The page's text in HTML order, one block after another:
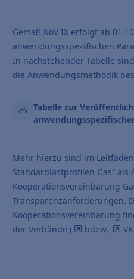
Gemäß KoV IX erfolgt ab
anwendungsspezifischen
In nachstehender Tabelle
die Anwendungsmethodik
Tabelle zur
Mehr hierzu sind im
Standardlastprofilen Gas“ als
Kooperationsvereinbarung
Transparenzanforderungen.
Kooperationsvereinbarung
der Verbände (
bdew,